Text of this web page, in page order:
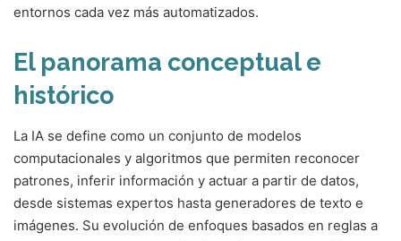
entornos cada vez más automatizados.
El panorama conceptual e
histórico
La IA se define como un conjunto de modelos
computacionales y algoritmos que permiten reconocer
patrones, inferir información y actuar a partir de datos,
desde sistemas expertos hasta generadores de texto e
imágenes. Su evolución de enfoques basados en reglas a